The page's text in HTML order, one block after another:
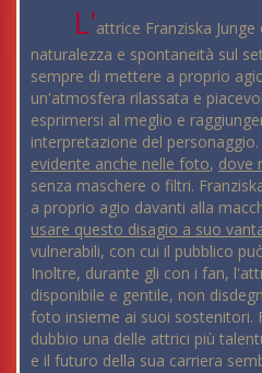
L'attrice Franziska
naturalezza e spontaneità sul
sempre di mettere a proprio
un'atmosfera rilassata e
esprimersi al meglio e
interpretazione del personaggio.
evidente anche nelle foto, dove
senza maschere o filtri.
a proprio agio davanti alla
usare questo disagio a suo
vulnerabili, con cui il pubblico
Inoltre, durante gli con i fan,
disponibile e gentile, non
foto insieme ai suoi sostenitori.
dubbio una delle attrici più
e il futuro della sua carriera